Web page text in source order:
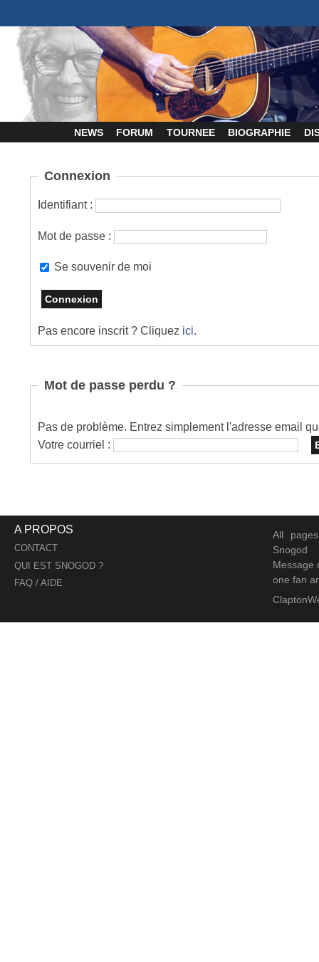
NEWS FORUM TOURNEE BIOGRAPHIE
Connexion
Identifiant :
Mot de passe :
Se souvenir de moi
Pas encore inscrit ? Cliquez ici.
Mot de passe perdu ?
Pas de problème. Entrez simplement l'adresse email
Votre courriel :
A PROPOS
CONTACT
QUI EST SNOGOD ?
FAQ / AIDE
All
Snogod
Message
one fan